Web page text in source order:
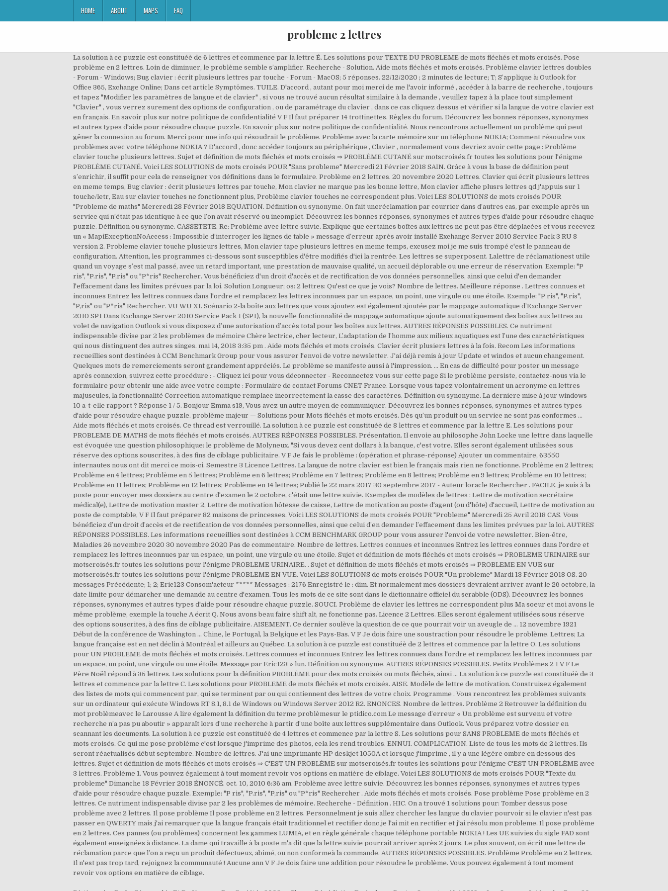
HOME ABOUT MAPS FAQ
probleme 2 lettres
La solution à ce puzzle est constituéè de 6 lettres et commence par la lettre É. Les solutions pour TEXTE DU PROBLEME de mots fléchés et mots croisés. Pose problème en 2 lettres. Loin de diminuer, le problème semble s’amplifier. Recherche - Solution. Aide mots fléchés et mots croisés. Problème clavier lettres doubles - Forum - Windows; Bug clavier : écrit plusieurs lettres par touche - Forum - MacOS; 5 réponses. 22/12/2020 ; 2 minutes de lecture; T; S’applique à: Outlook for Office 365, Exchange Online; Dans cet article Symptômes. TUILE. D'accord , autant pour moi merci de me l'avoir informé , accéder à la barre de recherche , toujours et tapez "Modifier les paramètres de langue et de clavier" , si vous ne trouvé aucun résultat similaire à la demande , veuillez tapez à la place tout simplement "Clavier" , vous verrez surement des options de configuration , ou de paramétrage du clavier , dans ce cas cliquez dessus et vérifier si la langue de votre clavier est en français. En savoir plus sur notre politique de confidentialité V F Il faut préparer 14 trottinettes. Règles du forum. Découvrez les bonnes réponses, synonymes et autres types d'aide pour résoudre chaque puzzle. En savoir plus sur notre politique de confidentialité. Nous rencontrons actuellement un problème qui peut gêner la connexion au forum. Merci pour une info qui résoudrait le problème. Problème avec la carte mémoire sur un téléphone NOKIA; Comment résoudre vos problèmes avec votre téléphone NOKIA ? D'accord , donc accéder toujours au périphérique , Clavier , normalement vous devriez avoir cette page : Problème clavier touche plusieurs lettres. Sujet et définition de mots fléchés et mots croisés ⇒ PROBLÈME CUTANÉ sur motscroisés.fr toutes les solutions pour l'énigme PROBLÈME CUTANÉ. Voici LES SOLUTIONS de mots croisés POUR "Sans probleme" Mercredi 21 Février 2018 SAIN. Grâce à vous la base de définition peut s’enrichir, il suffit pour cela de renseigner vos définitions dans le formulaire. Problème en 2 lettres. 20 novembre 2020 Lettres. Clavier qui écrit plusieurs lettres en meme temps, Bug clavier : écrit plusieurs lettres par touche, Mon clavier ne marque pas les bonne lettre, Mon clavier affiche plusrs lettres qd j'appuis sur 1 touche/letr, Eau sur clavier touches ne fonctionnent plus, Problème clavier touches ne correspondent plus. Voici LES SOLUTIONS de mots croisés POUR "Probleme de maths" Mercredi 28 Février 2018 EQUATION. Définition ou synonyme. On fait uneréclamation par courrier dans d’autres cas, par exemple après un service qui n’était pas identique à ce que l’on avait réservé ou incomplet. Découvrez les bonnes réponses, synonymes et autres types d'aide pour résoudre chaque puzzle. Définition ou synonyme. CASSETETE. Re: Problème avec lettre suivie. Explique que certaines boîtes aux lettres ne peut pas être déplacées et vous recevez un « MapiExceptionNoAccess : Impossible d’interroger les lignes de table » message d’erreur après avoir installé Exchange Server 2010 Service Pack 3 RU 8 version 2. Probleme clavier touche plusieurs lettres, Mon clavier tape plusieurs lettres en meme temps, excusez moi je me suis trompé c'est le panneau de configuration. Attention, les programmes ci-dessous sont susceptibles d'être modifiés d'ici la rentrée. Les lettres se superposent. Lalettre de réclamationest utile quand un voyage s’est mal passé, avec un retard important, une prestation de mauvaise qualité, un accueil déplorable ou une erreur de réservation. Exemple: "P ris", "P.ris", "P,ris" ou "P*ris" Rechercher. Vous bénéficiez d'un droit d'accès et de rectification de vos données personnelles, ainsi que celui d'en demander l'effacement dans les limites prévues par la loi. Solution Longueur; os: 2 lettres: Qu'est ce que je vois? Nombre de lettres. Meilleure réponse . Lettres connues et inconnues Entrez les lettres connues dans l'ordre et remplacez les lettres inconnues par un espace, un point, une virgule ou une étoile. Exemple: "P ris", "P.ris", "P,ris" ou "P*ris" Rechercher. VU WU XI. Scénario 2-la boîte aux lettres que vous ajoutez est également ajoutée par le mappage automatique d’Exchange Server 2010 SP1 Dans Exchange Server 2010 Service Pack 1 (SP1), la nouvelle fonctionnalité de mappage automatique ajoute automatiquement des boîtes aux lettres au volet de navigation Outlook si vous disposez d’une autorisation d’accès total pour les boîtes aux lettres. AUTRES RÉPONSES POSSIBLES. Ce nutriment indispensable divise par 2 les problèmes de mémoire Chère lectrice, cher lecteur, L’adaptation de l’homme aux milieux aquatiques est l’une des caractéristiques qui nous distinguent des autres singes. mai 14, 2018 3:35 pm . Aide mots fléchés et mots croisés. Clavier écrit plusiers lettres à la fois. Recom Les informations recueillies sont destinées à CCM Benchmark Group pour vous assurer l'envoi de votre newsletter. J'ai déjà remis à jour Update et windos et aucun changement. Quelques mots de remerciements seront grandement appréciés. Le problème se manifeste aussi à l'impression. … En cas de difficulté pour poster un message après connexion, suivrez cette procédure : - Cliquez ici pour vous déconnecter - Reconnectez vous sur cette page Si le problème persiste, contactez-nous via le formulaire pour obtenir une aide avec votre compte : Formulaire de contact Forums CNET France. Lorsque vous tapez volontairement un acronyme en lettres majuscules, la fonctionnalité Correction automatique remplace incorrectement la casse des caractères. Définition ou synonyme. La derniere mise à jour windows 10 a-t-elle rapport ? Réponse 1 / 5. Bonjour Emma s19, Vous avez un autre moyen de communiquer. Découvrez les bonnes réponses, synonymes et autres types d'aide pour résoudre chaque puzzle. problème majeur — Solutions pour Mots fléchés et mots croisés. Dès qu’un produit ou un service ne sont pas conformes … Aide mots fléchés et mots croisés. Ce thread est verrouillé. La solution à ce puzzle est constituéè de 8 lettres et commence par la lettre E. Les solutions pour PROBLEME DE MATHS de mots fléchés et mots croisés. AUTRES RÉPONSES POSSIBLES. Présentation. Il envoie au philosophe John Locke une lettre dans laquelle est évoquée une question philosophique: le problème de Molyneux. "Si vous devez cent dollars à la banque, c'est votre. Elles seront également utilisées sous réserve des options souscrites, à des fins de ciblage publicitaire. V F Je fais le problème : (opération et phrase-réponse) Ajouter un commentaire, 63550 internautes nous ont dit merci ce mois-ci. Semestre 3 Licence Lettres. La langue de notre clavier est bien le français mais rien ne fonctionne. Problème en 2 lettres; Problème en 4 lettres; Problème en 5 lettres; Problème en 6 lettres; Problème en 7 lettres; Problème en 8 lettres; Problème en 9 lettres; Problème en 10 lettres; Problème en 11 lettres; Problème en 12 lettres; Problème en 14 lettres; Publié le 22 mars 2017 30 septembre 2017 - Auteur loracle Rechercher . FACILE. je suis à la poste pour envoyer mes dossiers au centre d'examen le 2 octobre, c'était une lettre suivie. Exemples de modèles de lettres : Lettre de motivation secrétaire médical(e), Lettre de motivation master 2, Lettre de motivation hôtesse de caisse, Lettre de motivation au poste d'agent (ou d'hôte) d'accueil, Lettre de motivation au poste de comptable, V F Il faut préparer 82 maisons de princesses. Voici LES SOLUTIONS de mots croisés POUR "Probleme" Mercredi 25 Avril 2018 CAS. Vous bénéficiez d’un droit d’accès et de rectification de vos données personnelles, ainsi que celui d’en demander l’effacement dans les limites prévues par la loi. AUTRES RÉPONSES POSSIBLES. Les informations recueillies sont destinées à CCM BENCHMARK GROUP pour vous assurer l'envoi de votre newsletter. Bien-être, Maladies 26 novembre 2020 30 novembre 2020 Pas de commentaire. Nombre de lettres. Lettres connues et inconnues Entrez les lettres connues dans l'ordre et remplacez les lettres inconnues par un espace, un point, une virgule ou une étoile. Sujet et définition de mots fléchés et mots croisés ⇒ PROBLEME URINAIRE sur motscroisés.fr toutes les solutions pour l'énigme PROBLEME URINAIRE. . Sujet et définition de mots fléchés et mots croisés ⇒ PROBLEME EN VUE sur motscroisés.fr toutes les solutions pour l'énigme PROBLEME EN VUE. Voici LES SOLUTIONS de mots croisés POUR "Un probleme" Mardi 13 Février 2018 OS. 20 messages Précédente; 1; 2; Eric123 Consom'acteur ***** Messages : 2176 Enregistré le : dim. Et normalement mes dossiers devraient arriver avant le 26 octobre, la date limite pour démarcher une demande au centre d'examen. Tous les mots de ce site sont dans le dictionnaire officiel du scrabble (ODS). Découvrez les bonnes réponses, synonymes et autres types d'aide pour résoudre chaque puzzle. SOUCI. Problème de clavier les lettres ne correspondent plus Ma soeur et moi avons le même problème, exemple la touche A écrit Q. Nous avons beau faire shift alt, ne fonctionne pas. Licence 2 Lettres. Elles seront également utilisées sous réserve des options souscrites, à des fins de ciblage publicitaire. AISEMENT. Ce dernier soulève la question de ce que pourrait voir un aveugle de ... 12 novembre 1921 Début de la conférence de Washington ... Chine, le Portugal, la Belgique et les Pays-Bas. V F Je dois faire une soustraction pour résoudre le problème. Lettres; La langue française est en net déclin à Montréal et ailleurs au Québec. La solution à ce puzzle est constituéè de 2 lettres et commence par la lettre O. Les solutions pour UN PROBLEME de mots fléchés et mots croisés. Lettres connues et inconnues Entrez les lettres connues dans l'ordre et remplacez les lettres inconnues par un espace, un point, une virgule ou une étoile. Message par Eric123 » lun. Définition ou synonyme. AUTRES RÉPONSES POSSIBLES. Petits Problèmes 2 1 V F Le Père Noël répond à 35 lettres. Les solutions pour la définition PROBLÈME pour des mots croisés ou mots fléchés, ainsi … La solution à ce puzzle est constituéè de 3 lettres et commence par la l